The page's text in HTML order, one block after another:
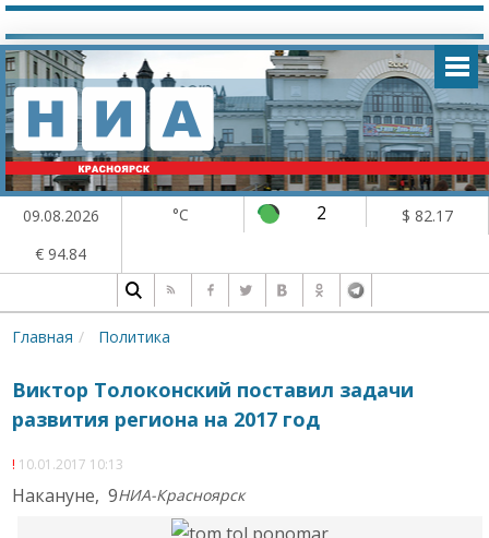
09.08.2026 °C 2
$ 82.17
€ 94.84
Главная Политика
Виктор Толоконский поставил задачи
развития региона на 2017 год
10.01.2017 10:13
НИА-Красноярск
Накануне, 9